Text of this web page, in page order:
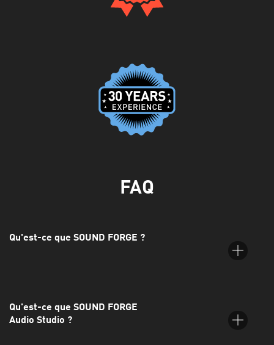
FAQ
Qu'est-ce que SOUND FORGE ?
SOUND FORGE est une suite d'édition audio numérique de
MAGIX destinée aux utilisateurs professionnels et semi-
Qu'est-ce que SOUND FORGE
Audio Studio ?